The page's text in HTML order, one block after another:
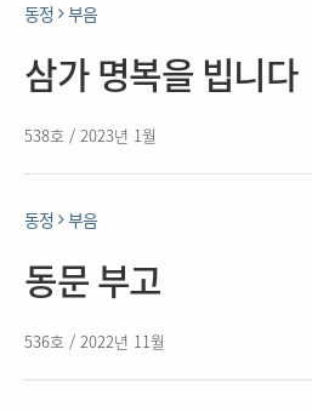
동정 부음
삼가 명복을 빕니다
538호 / 2023년 1월
동정 부음
동문 부고
536호 / 2022년 11월